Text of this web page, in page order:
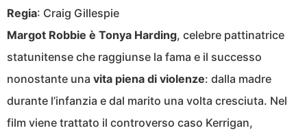
Regia: Craig Gillespie
Margot Robbie è Tonya Harding, celebre pattinatrice
statunitense che raggiunse la fama e il successo
nonostante una vita piena di violenze: dalla madre
durante l’infanzia e dal marito una volta cresciuta. Nel
film viene trattato il controverso caso Kerrigan,